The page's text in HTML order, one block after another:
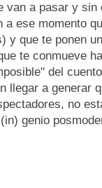
van a pasar y
a ese momento
y que te ponen
te conmueve
del
llegar a generar
no
genio